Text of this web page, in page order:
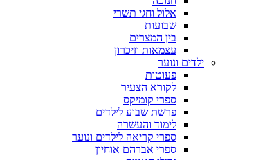
אלול וחגי תשרי
שבועות
בין המצרים
עצמאות וזיכרון
ילדים ונוער
פעוטות
לקורא הצעיר
ספרי קומיקס
פרשת שבוע לילדים
לימוד והעשרה
ספרי קריאה לילדים ונוער
ספרי אברהם אוחיון